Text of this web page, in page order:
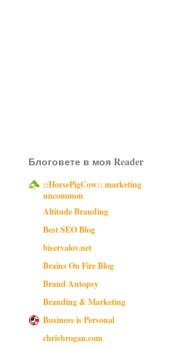
Блоговете в моя Reader
::HorsePigCow:: marketing
uncommon
Altitude Branding
Best SEO Blog
biservalov.net
Brains On Fire Blog
Brand Autopsy
Branding & Marketing
Business is Personal
chrisbrogan.com